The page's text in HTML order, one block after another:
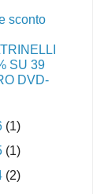
sconto
SU 39
DVD-
(1)
(1)
(2)